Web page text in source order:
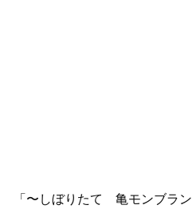
「〜しぼりたて 亀モンブラ